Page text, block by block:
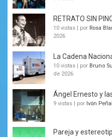
RETRATO SIN
10 vistas | por Rosa
2026
La Cadena
10 vistas | por Bruno
de 2026
Ángel Ernesto y
9 vistas | por Ivón
Pareja y